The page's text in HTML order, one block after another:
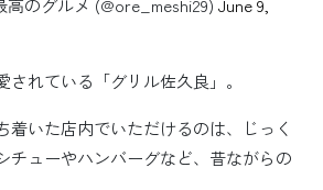
のグルメ (@ore_meshi29) June 9,
れている「グリル佐久良」。
着いた店内でいただけるのは、じっく
チューやハンバーグなど、昔ながらの